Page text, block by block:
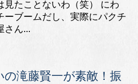
見たことないわ（笑） にわ
ーブームだし、実際にパクチ
さん...
の滝藤賢一が素敵！振